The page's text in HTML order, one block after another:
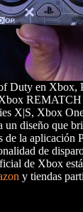
Duty en Xbox,
X|S, Xbox
un diseño que
de la aplicación
de
de Xbox
y tiendas